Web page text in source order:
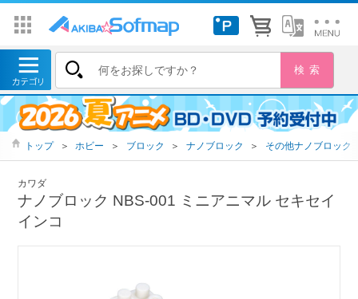
トップ ＞ ホビー ＞ ブロック ＞ ナノブロック ＞ その他ナノブロック
カワダ
ナノブロック NBS-001 ミニアニマル セキセイ
インコ